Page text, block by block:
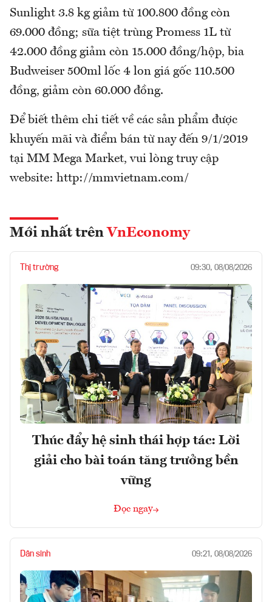
Sunlight 3.8 kg giảm từ 100.800 đồng còn
69.000 đồng; sữa tiệt trùng Promess 1L từ
42.000 đồng giảm còn 15.000 đồng/hộp, bia
Budweiser 500ml lốc 4 lon giá gốc 110.500
đồng, giảm còn 60.000 đồng.
Để biết thêm chi tiết về các sản phẩm được
khuyến mãi và điểm bán từ nay đến 9/1/2019
tại MM Mega Market, vui lòng truy cập
website: http://mmvietnam.com/
Mới nhất trên VnEconomy
Thị trường 09:30, 08/08/2026
Thúc đẩy hệ sinh thái hợp tác: Lời
giải cho bài toán tăng trưởng bền
vững
Đọc ngay
Dân sinh 09:21, 08/08/2026